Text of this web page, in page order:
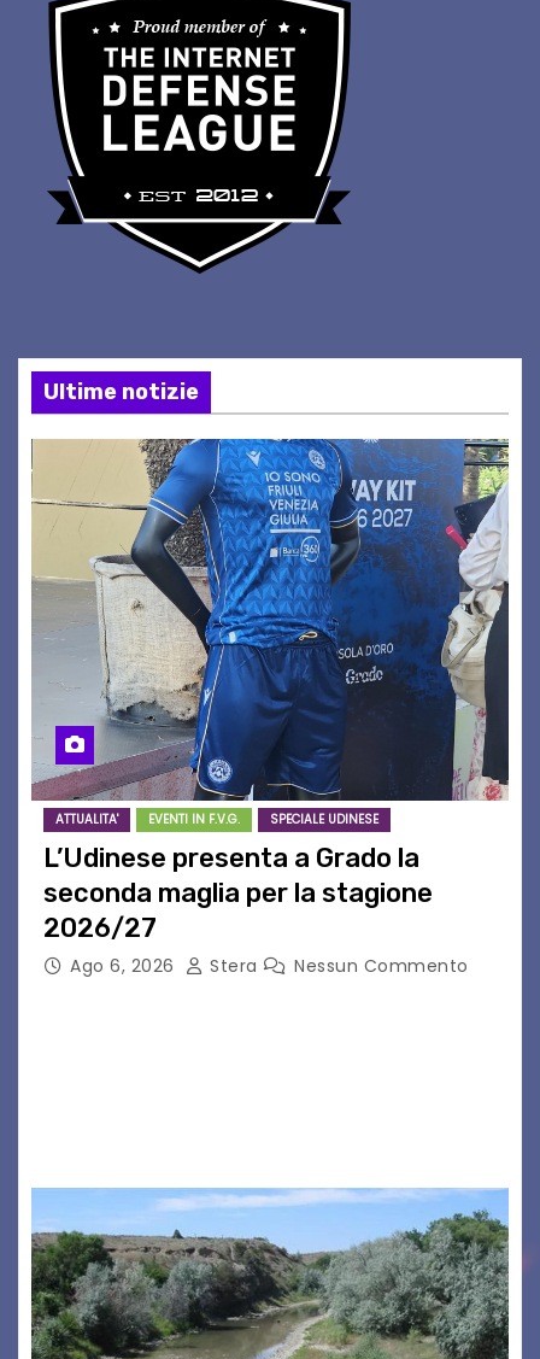
Ultime notizie
ATTUALITA' EVENTI IN F.V.G. SPECIALE UDINESE
L’Udinese presenta a Grado la
seconda maglia per la stagione
2026/27
Ago 6, 2026 Stera Nessun Commento